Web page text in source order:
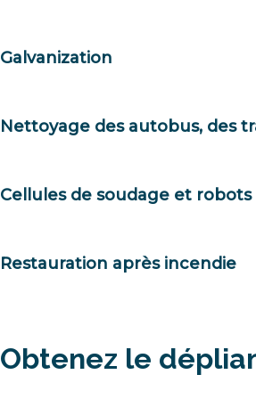
Galvanization
Nettoyage des autobus, des
Cellules de soudage et robots
Restauration après incendie
Obtenez le